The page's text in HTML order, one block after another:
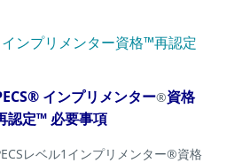
ンプリメンター資格™再認定
® インプリメンター®資格
認定™ 必要事項
レベル1 インプリメンター®資格